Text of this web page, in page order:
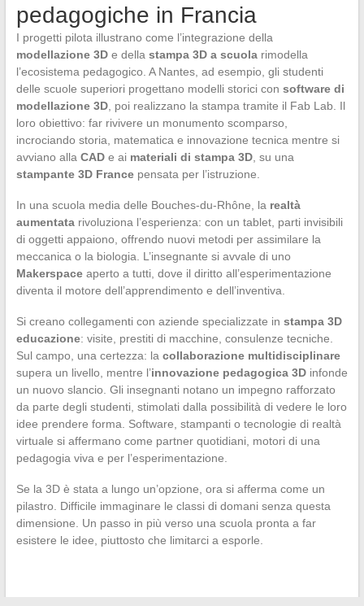
pedagogiche in Francia
I progetti pilota illustrano come l’integrazione della
modellazione 3De della stampa 3D a scuolarimodella
l’ecosistema pedagogico. A Nantes, ad esempio, gli studenti
delle scuole superiori progettano modelli storici con software di
modellazione 3D, poi realizzano la stampa tramite il Fab Lab. Il
loro obiettivo: far rivivere un monumento scomparso,
incrociando storia, matematica e innovazione tecnica mentre si
avviano alla CADe ai materiali di stampa 3D, su una
stampante 3D Francepensata per l’istruzione.
In una scuola media delle Bouches-du-Rhône, la realtà
aumentatarivoluziona l’esperienza: con un tablet, parti invisibili
di oggetti appaiono, offrendo nuovi metodi per assimilare la
meccanica o la biologia. L’insegnante si avvale di uno
Makerspaceaperto a tutti, dove il diritto all’esperimentazione
diventa il motore dell’apprendimento e dell’inventiva.
Si creano collegamenti con aziende specializzate in stampa 3D
educazione: visite, prestiti di macchine, consulenze tecniche.
Sul campo, una certezza: la collaborazione multidisciplinare
supera un livello, mentre l’innovazione pedagogica 3Dinfonde
un nuovo slancio. Gli insegnanti notano un impegno rafforzato
da parte degli studenti, stimolati dalla possibilità di vedere le loro
idee prendere forma. Software, stampanti o tecnologie di realtà
virtuale si affermano come partner quotidiani, motori di una
pedagogia viva e per l’esperimentazione.
Se la 3D è stata a lungo un’opzione, ora si afferma come un
pilastro. Difficile immaginare le classi di domani senza questa
dimensione. Un passo in più verso una scuola pronta a far
esistere le idee, piuttosto che limitarci a esporle.